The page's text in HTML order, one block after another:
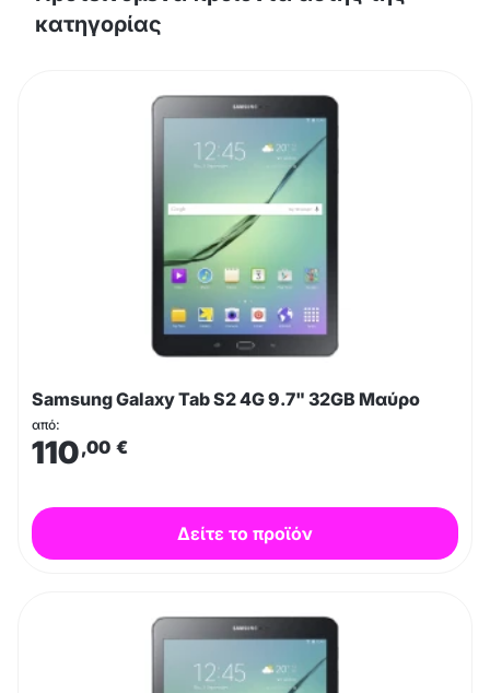
κατηγορίας
Samsung Galaxy Tab S2 4G 9.7" 32GB Μαύρο
από:
110,00 €
Δείτε το προϊόν